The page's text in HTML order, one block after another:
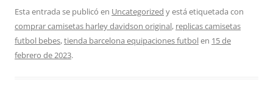
Esta entrada se publicó en Uncategorized y está etiquetada con
comprar camisetas harley davidson original, replicas camisetas
futbol bebes,tienda barcelona equipaciones futbolen 15 de
febrero de 2023.